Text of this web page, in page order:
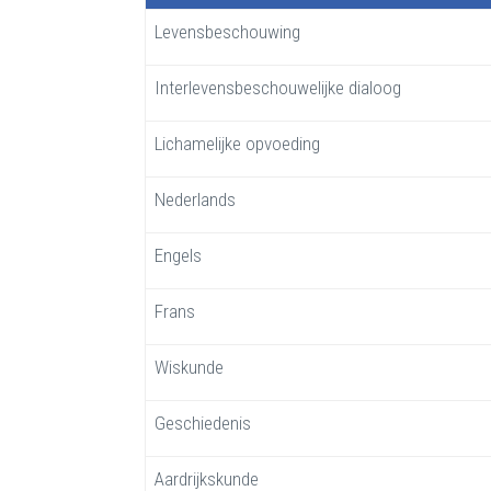
Levensbeschouwing
Interlevensbeschouwelijke dialoog
Lichamelijke opvoeding
Nederlands
Engels
Frans
Wiskunde
Geschiedenis
Aardrijkskunde